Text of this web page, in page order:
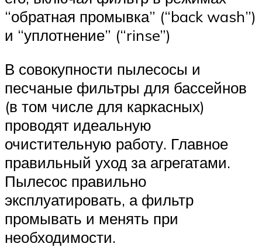
“обратная промывка” (“back wash”)
и “уплотнение” (“rinse”)
В совокупности пылесосы и
песчаные фильтры для бассейнов
(в том числе для каркасных)
проводят идеальную
очистительную работу. Главное
правильный уход за агрегатами.
Пылесос правильно
эксплуатировать, а фильтр
промывать и менять при
необходимости.